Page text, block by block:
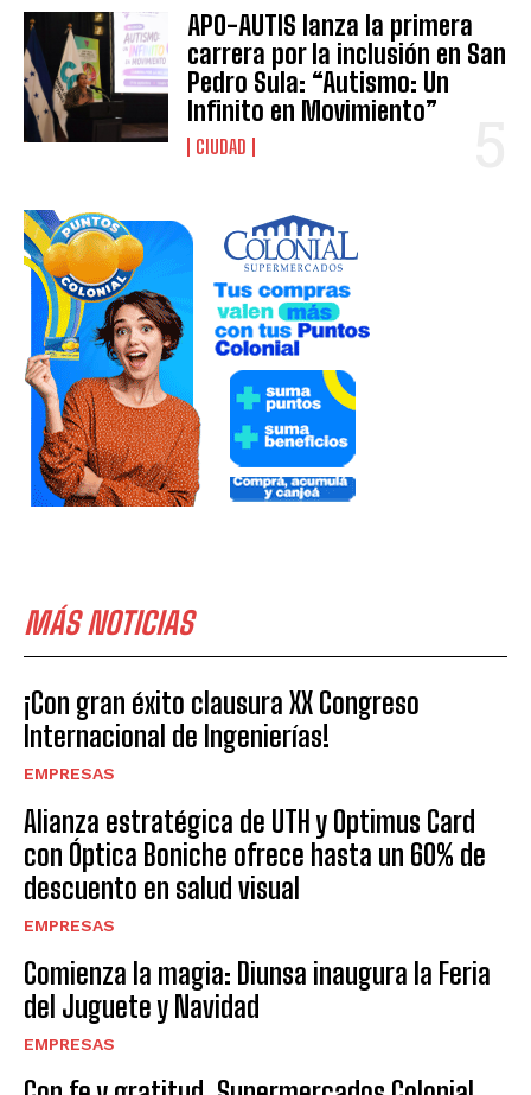
APO-AUTIS lanza la primera
carrera por la inclusión en San
Pedro Sula: “Autismo: Un
Infinito en Movimiento”
CIUDAD
MÁS NOTICIAS
¡Con gran éxito clausura XX Congreso
Internacional de Ingenierías!
EMPRESAS
Alianza estratégica de UTH y Optimus Card
con Óptica Boniche ofrece hasta un 60% de
descuento en salud visual
EMPRESAS
Comienza la magia: Diunsa inaugura la Feria
del Juguete y Navidad
EMPRESAS